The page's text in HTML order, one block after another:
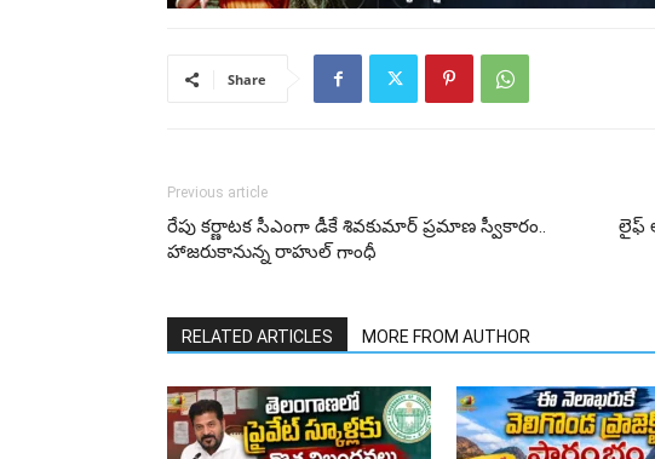
Share
Previous article
రేపు కర్ణాటక సీఎంగా డీకే శివకుమార్ ప్రమాణ స్వీకారం..
హాజరుకానున్న రాహుల్ గాంధీ
లైఫ్
RELATED ARTICLES MORE FROM AUTHOR